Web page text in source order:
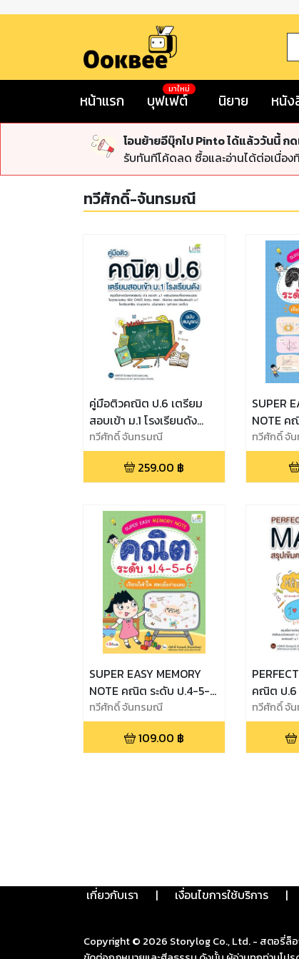
หน้าแรก บุฟเฟต์
มาใหม่
นิยาย หนัง
โอนย้ายอีบุ๊กไป Pinto ได้แล้ววันนี้ ก
รับทันทีโค้ดลด ซื้อและอ่านได้ต่อเนื่อง
ทวีศักดิ์-จันทรมณี
คู่มือติวคณิต ป.6 เตรียม
สอบเข้า ม.1 โรงเรียนดัง
ฉบับสมบูรณ์
ทวีศักดิ์ จันทรมณี
259.00 ฿
SUPER
NOTE
เรียนก็เข้
ทวีศักดิ์ จั
SUPER EASY MEMORY
NOTE คณิต ระดับ ป.4-5-6
เรียนก็เข้าใจ สอบยิ่งง่ายเลย
ทวีศักดิ์ จันทรมณี
109.00 ฿
คณิต ป.6
สมบูรณ์
ทวีศักดิ์ จั
เกี่ยวกับเรา | เงื่อนไขการใช้บริการ |
Copyright © 2026 Storylog Co., Ltd. - สตอรี่ล็